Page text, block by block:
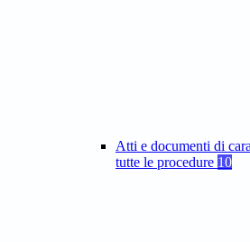
Atti e documenti di
tutte le procedure 10